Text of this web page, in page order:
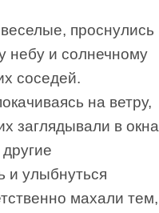
проснулись
небу и солнечному
соседей.
на ветру,
заглядывали в окна
и улыбнуться
махали тем,